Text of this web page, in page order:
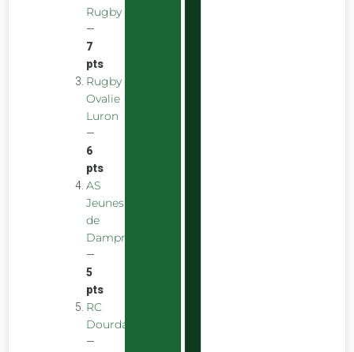
Rugby
—
7
pts
Rugby
Ovalie
Luron
—
6
pts
AS
Jeunes
de
Dampniat
—
5
pts
RC
Dourdan
—